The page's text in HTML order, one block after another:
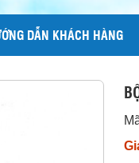
DẪN KHÁCH HÀNG